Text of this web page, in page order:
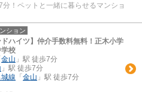
！ペットと一緒に暮らせるマンショ
ション
ドハイツ】仲介手数料無料！正木小学
校
金山 」駅 徒歩7分
」駅 徒歩7分
線 「 金山 」駅 徒歩7分